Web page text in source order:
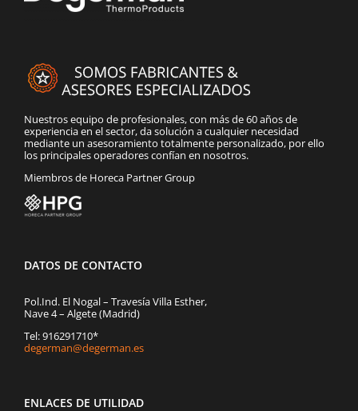
Nuestros equipo de profesionales, con más de 60 años de
experiencia en el sector, da solución a cualquier necesidad
mediante un asesoramiento totalmente personalizado, por ello
los principales operadores confían en nosotros.
Miembros de Horeca Partner Group
DATOS DE CONTACTO
Pol.Ind. El Nogal – Travesía Villa Esther,
Nave 4 – Algete (Madrid)
Tel: 916291710*
degerman@degerman.es
ENLACES DE UTILIDAD